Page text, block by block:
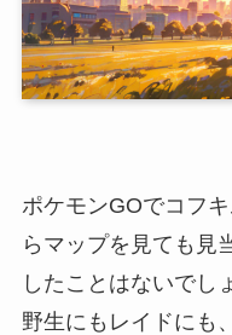
ポケモンGOでコフ
らマップを見ても
したことはないでし
野生にもレイドにも